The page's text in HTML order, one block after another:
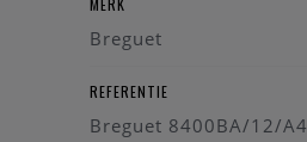
MERK
Breguet
REFERENTIE
Breguet 8400BA/12/A4